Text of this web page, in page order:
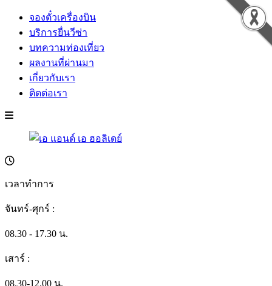
จองตั๋วเครื่องบิน
บริการยื่นวีซ่า
บทความท่องเที่ยว
ผลงานที่ผ่านมา
เกี่ยวกับเรา
ติดต่อเรา
เวลาทำการ
จันทร์-ศุกร์ :
08.30 - 17.30 น.
เสาร์ :
08.30-12.00 น.